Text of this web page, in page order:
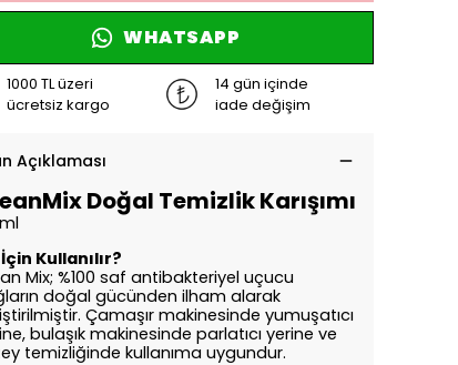
WHATSAPP
1000 TL üzeri
ücretsiz kargo
14 gün içinde
iade değişim
Açıklaması
Doğal Temizlik Karışımı
Kullanılır?
Mix; %100 saf antibakteriyel uçucu
doğal gücünden ilham alarak
Çamaşır makinesinde yumuşatıcı
bulaşık makinesinde parlatıcı yerine ve
temizliğinde kullanıma uygundur.